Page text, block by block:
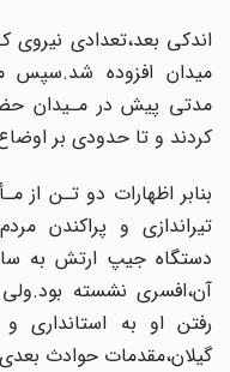
اندکی بعد،تعدادی نیروی
میدان افزوده شد.سپس‌‌
مدتی پیش در مـیدان حضور
کردند و تا حدودی بر‌ اوضاع‌
بنابر‌ اظهارات دو تـن‌ از‌
تیراندازی و پراکندن
دستگاه‌ جیپ‌ ارتش به
آن‌،افسری‌ نشسته‌ بود‌.ولی
رفتن او به استانداری و
گیلان،مقدمات حوادث بعدی